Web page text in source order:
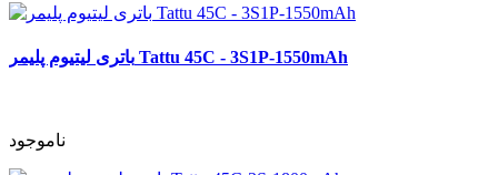
باتری لیتیوم پلیمر Tattu 45C - 3S1P-1550mAh
ناموجود